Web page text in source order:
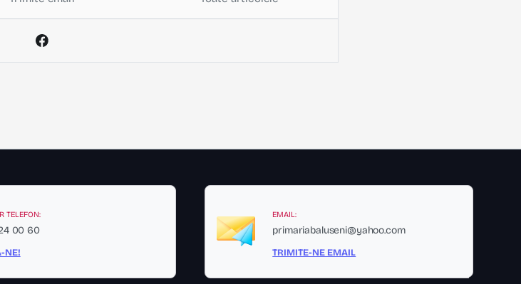
TELEFON:
00 60
NE!
EMAIL:
primariabaluseni@yahoo.com
TRIMITE-NE EMAIL